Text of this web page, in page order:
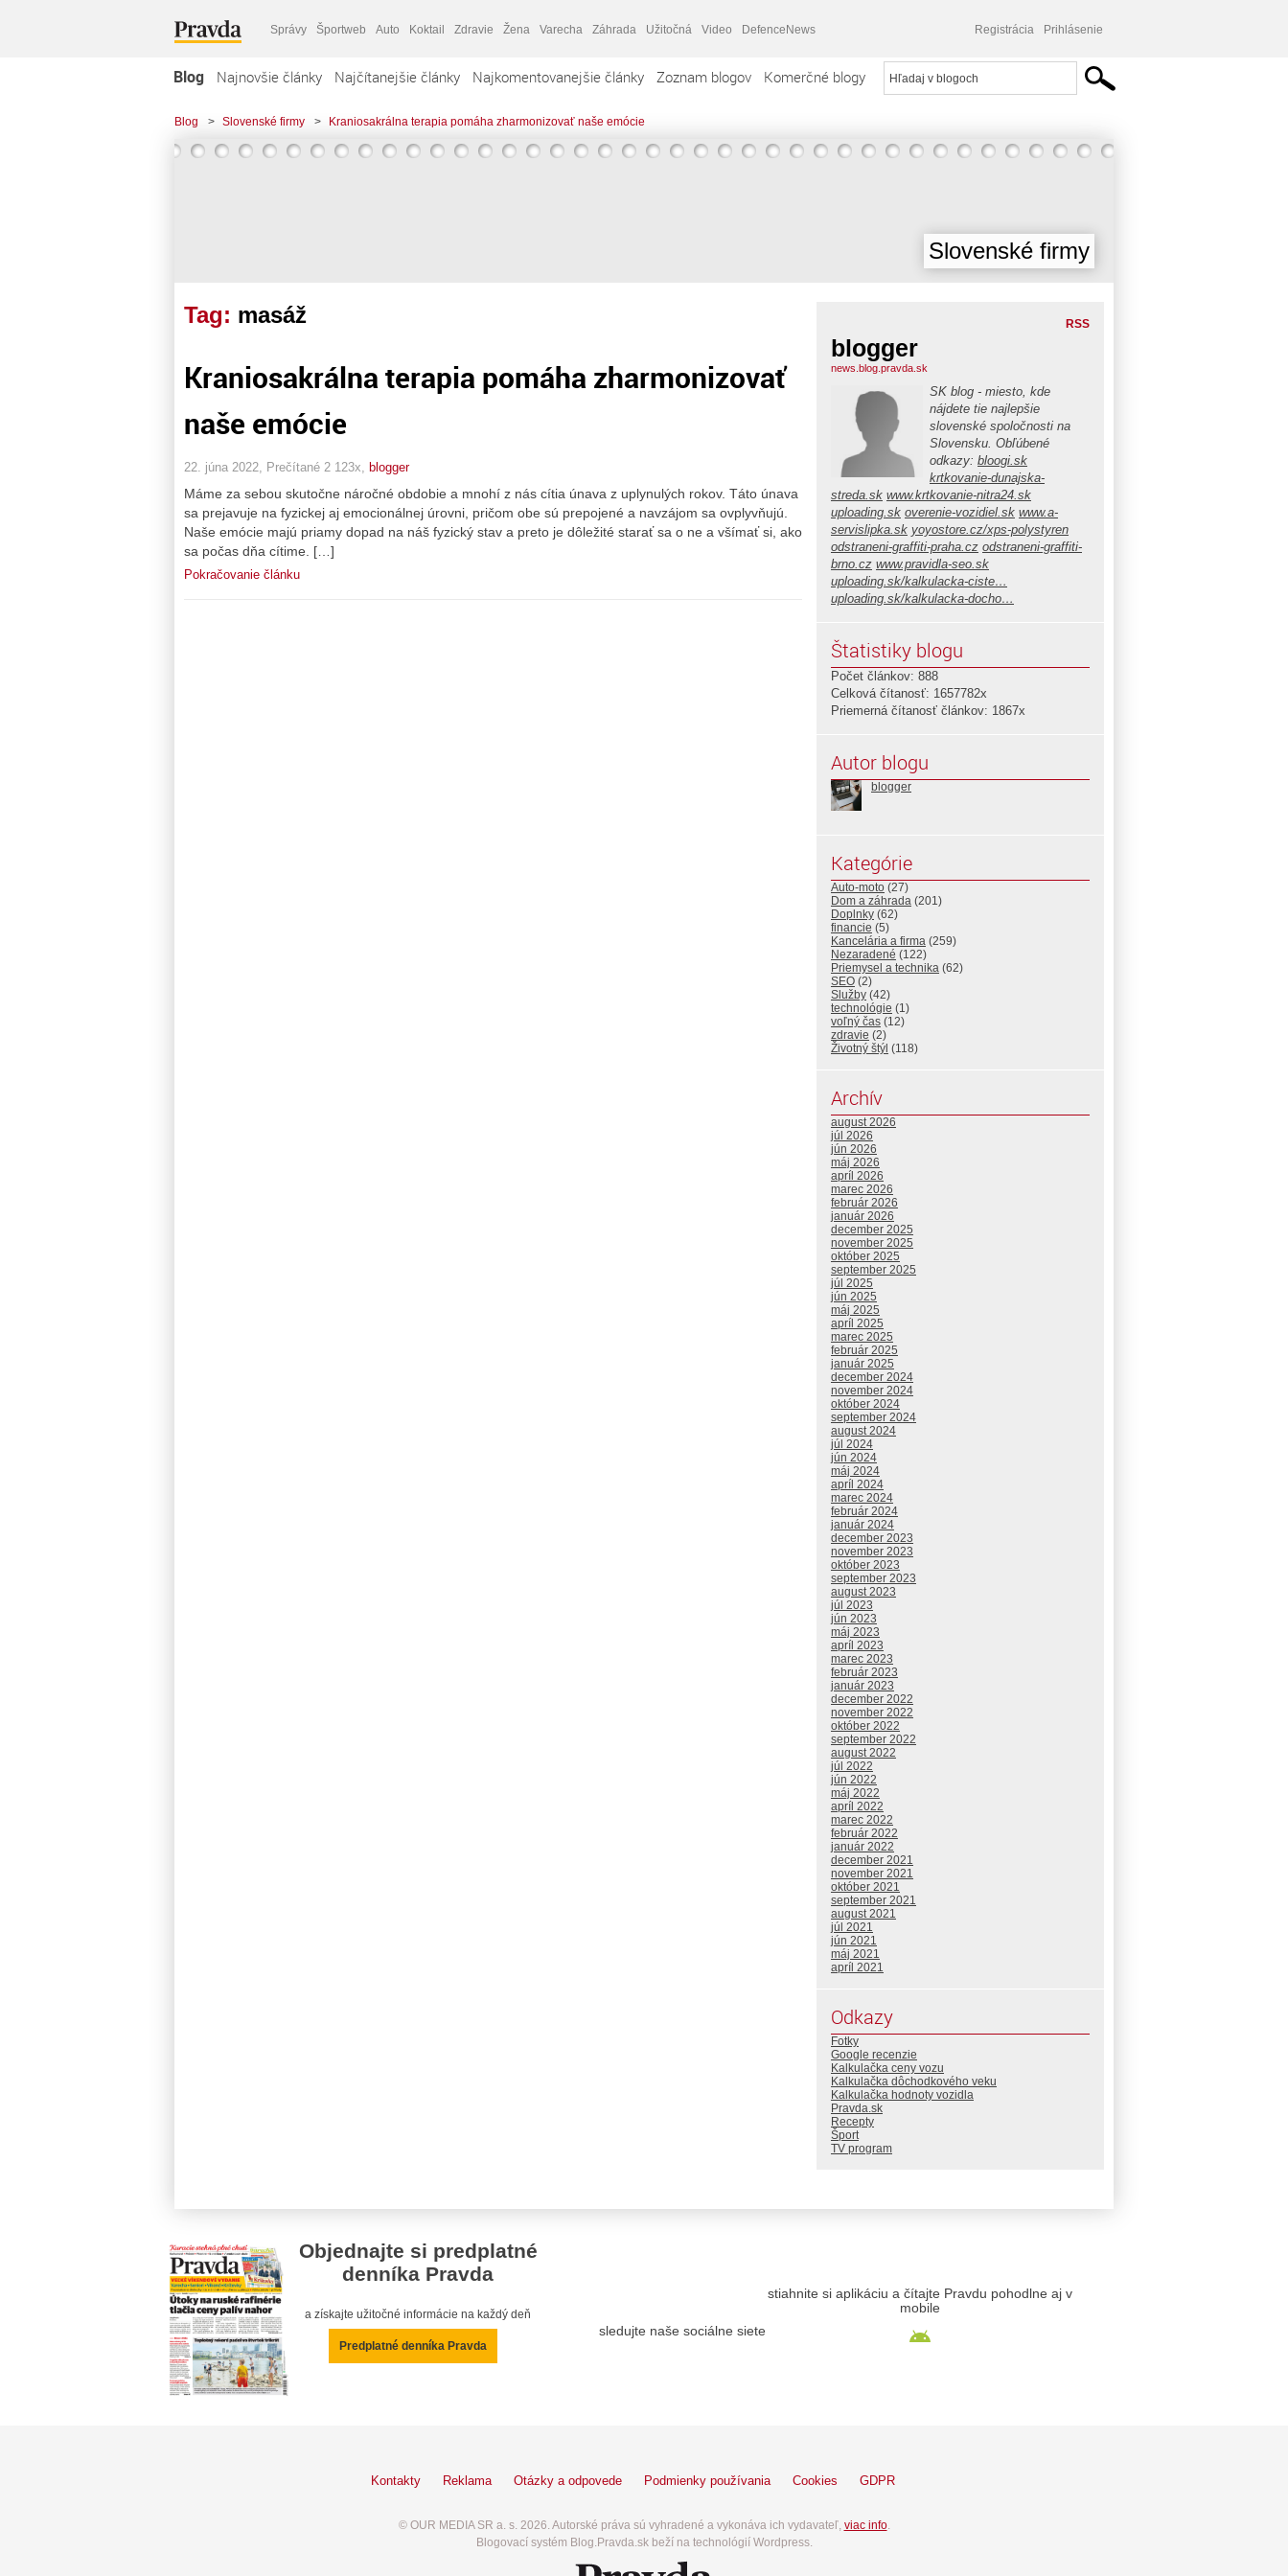
Správy Športweb Auto Koktail Zdravie Žena Varecha Záhrada Užitočná Video DefenceNews Registrácia Prihlásenie
Blog Najnovšie články Najčítanejšie články Najkomentovanejšie články Zoznam blogov Komerčné blogy
Blog > Slovenské firmy > Kraniosakrálna terapia pomáha zharmonizovať naše emócie
Slovenské firmy
Tag: masáž
Kraniosakrálna terapia pomáha zharmonizovať
naše emócie
22. júna 2022, Prečítané 2 123x, blogger
Máme za sebou skutočne náročné obdobie a mnohí z nás cítia únava z uplynulých rokov. Táto únava
sa prejavuje na fyzickej aj emocionálnej úrovni, pričom obe sú prepojené a navzájom sa ovplyvňujú.
Naše emócie majú priamy dopad na náš fyzický stav a preto je dôležité starať sa o ne a všímať si, ako
sa počas dňa cítime. […]
Pokračovanie článku
RSS
blogger
news.blog.pravda.sk
SK blog - miesto, kde
nájdete tie najlepšie
slovenské spoločnosti na
Slovensku. Obľúbené
odkazy: bloogi.sk
krtkovanie-dunajska-
streda.sk www.krtkovanie-nitra24.sk
uploading.sk overenie-vozidiel.sk www.a-
servislipka.sk yoyostore.cz/xps-polystyren
odstraneni-graffiti-praha.cz odstraneni-graffiti-
brno.cz www.pravidla-seo.sk
uploading.sk/kalkulacka-ciste…
uploading.sk/kalkulacka-docho…
Štatistiky blogu
Počet článkov: 888
Celková čítanosť: 1657782x
Priemerná čítanosť článkov: 1867x
Autor blogu
blogger
Kategórie
Auto-moto (27)
Dom a záhrada (201)
Doplnky (62)
financie (5)
Kancelária a firma (259)
Nezaradené (122)
Priemysel a technika (62)
SEO (2)
Služby (42)
technológie (1)
voľný čas (12)
zdravie (2)
Životný štýl (118)
Archív
august 2026
júl 2026
jún 2026
máj 2026
apríl 2026
marec 2026
február 2026
január 2026
december 2025
november 2025
október 2025
september 2025
júl 2025
jún 2025
máj 2025
apríl 2025
marec 2025
február 2025
január 2025
december 2024
november 2024
október 2024
september 2024
august 2024
júl 2024
jún 2024
máj 2024
apríl 2024
marec 2024
február 2024
január 2024
december 2023
november 2023
október 2023
september 2023
august 2023
júl 2023
jún 2023
máj 2023
apríl 2023
marec 2023
február 2023
január 2023
december 2022
november 2022
október 2022
september 2022
august 2022
júl 2022
jún 2022
máj 2022
apríl 2022
marec 2022
február 2022
január 2022
december 2021
november 2021
október 2021
september 2021
august 2021
júl 2021
jún 2021
máj 2021
apríl 2021
Odkazy
Fotky
Google recenzie
Kalkulačka ceny vozu
Kalkulačka dôchodkového veku
Kalkulačka hodnoty vozidla
Pravda.sk
Recepty
Šport
TV program
Objednajte si predplatné
denníka Pravda
a získajte užitočné informácie na každý deň
Predplatné denníka Pravda
sledujte naše sociálne siete
stiahnite si aplikáciu a čítajte Pravdu pohodlne aj v
mobile
Kontakty Reklama Otázky a odpovede Podmienky používania Cookies GDPR
© OUR MEDIA SR a. s. 2026. Autorské práva sú vyhradené a vykonáva ich vydavateľ, viac info.
Blogovací systém Blog.Pravda.sk beží na technológií Wordpress.